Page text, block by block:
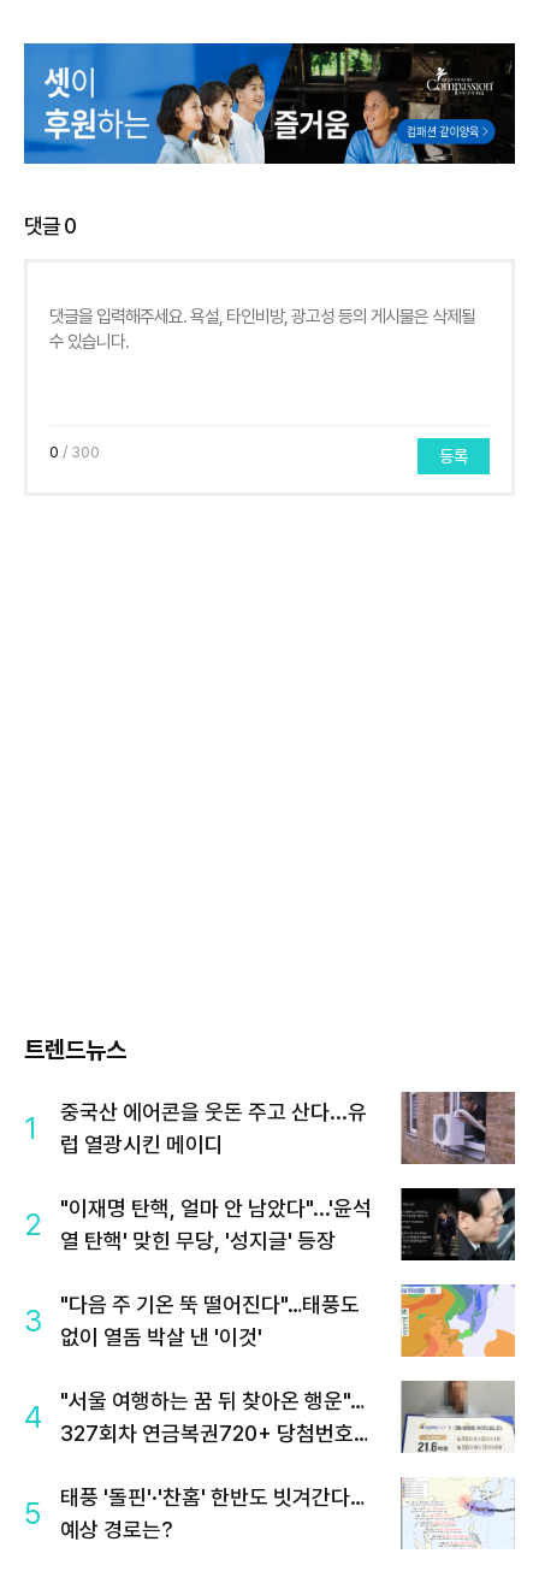
댓글0
0 / 300 등록
트렌드뉴스
1
중국산 에어콘을 웃돈 주고 산다...유
럽 열광시킨 메이디
2
"이재명 탄핵, 얼마 안 남았다"...'윤석
열 탄핵' 맞힌 무당, '성지글' 등장
3
"다음 주 기온 뚝 떨어진다"…태풍도
없이 열돔 박살 낸 '이것'
4
"서울 여행하는 꿈 뒤 찾아온 행운"…
327회차 연금복권720+ 당첨번호조
5
태풍 '돌핀'·'찬홈' 한반도 빗겨간다…
예상 경로는?